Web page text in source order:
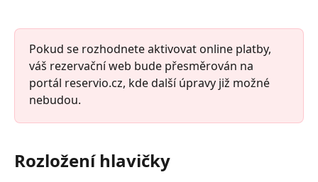
Pokud se rozhodnete aktivovat online platby,
váš rezervační web bude přesměrován na
portál reservio.cz, kde další úpravy již možné
nebudou.
Rozložení hlavičky